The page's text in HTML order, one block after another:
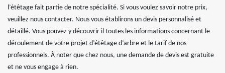
l’étêtage fait partie de notre spécialité. Si vous voulez savoir notre prix,
veuillez nous contacter. Nous vous établirons un devis personnalisé et
détaillé. Vous pouvez y découvrir il toutes les informations concernant le
déroulement de votre projet d’étêtage d’arbre et le tarif de nos
professionnels. À noter que chez nous, une demande de devis est gratuite
et ne vous engage à rien.